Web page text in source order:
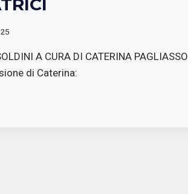
A CURA DI CATERINA PAGLIASSO
di Caterina: